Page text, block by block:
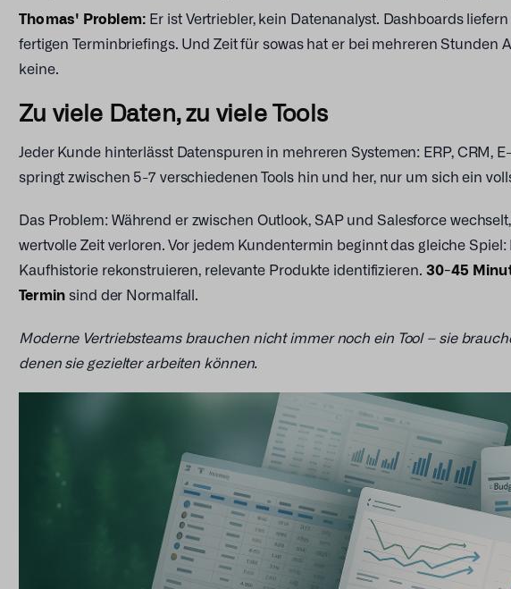
Thomas' Problem: Er ist Vertriebler, kein Datenanalyst. Dashboards
fertigen Terminbriefings. Und Zeit für sowas hat er bei mehreren Stunden
keine.
Zu viele Daten, zu viele Tools
Jeder Kunde hinterlässt Datenspuren in mehreren Systemen: ERP, CRM,
springt zwischen 5-7 verschiedenen Tools hin und her, nur um sich ein
Das Problem: Während er zwischen Outlook, SAP und Salesforce
wertvolle Zeit verloren. Vor jedem Kundentermin beginnt das gleiche
Kaufhistorie rekonstruieren, relevante Produkte identifizieren. 30-45
Termin sind der Normalfall.
Moderne Vertriebsteams brauchen nicht immer noch ein Tool – sie
denen sie gezielter arbeiten können.